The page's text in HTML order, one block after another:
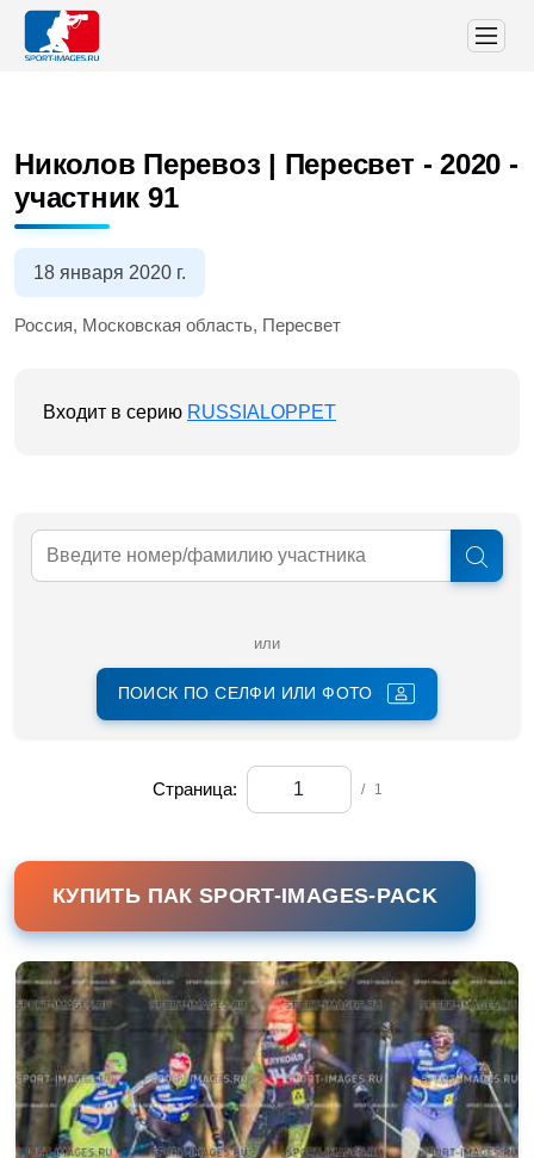
Николов Перевоз | Пересвет - 2020 -
участник 91
18 января 2020 г.
Россия, Московская область, Пересвет
Входит в серию RUSSIALOPPET
или
ПОИСК ПО СЕЛФИ ИЛИ ФОТО
Страница: / 1
КУПИТЬ ПАК SPORT-IMAGES-PACK